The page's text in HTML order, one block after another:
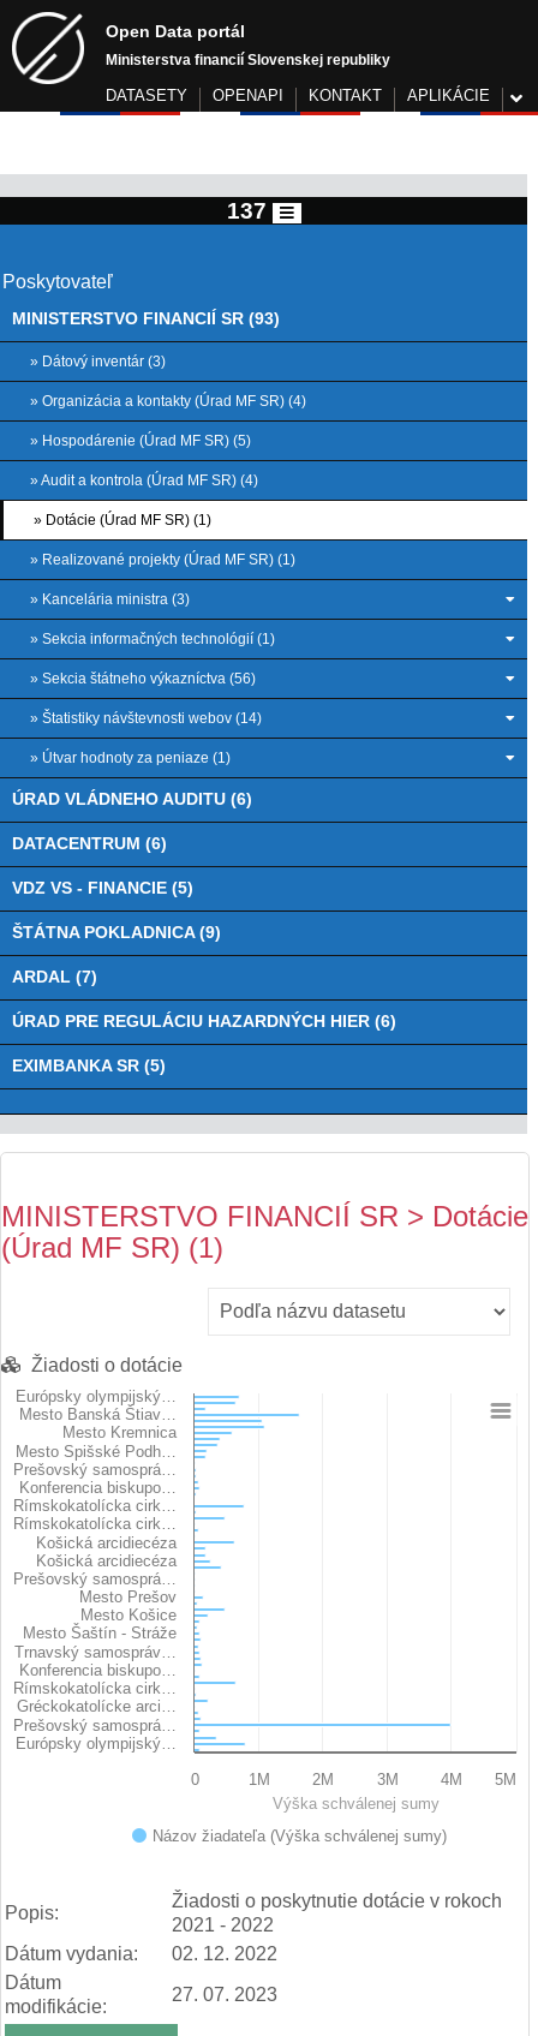
Open Data portál
Ministerstva financií Slovenskej republiky
DATASETY OPENAPI KONTAKT APLIKÁCIE
137
Poskytovateľ
MINISTERSTVO FINANCIÍ SR (93)
» Dátový inventár (3)
» Organizácia a kontakty (Úrad MF SR) (4)
» Hospodárenie (Úrad MF SR) (5)
» Audit a kontrola (Úrad MF SR) (4)
» Dotácie (Úrad MF SR) (1)
» Realizované projekty (Úrad MF SR) (1)
» Kancelária ministra (3)
» Sekcia informačných technológií (1)
» Sekcia štátneho výkazníctva (56)
» Štatistiky návštevnosti webov (14)
» Útvar hodnoty za peniaze (1)
ÚRAD VLÁDNEHO AUDITU (6)
DATACENTRUM (6)
VDZ VS - FINANCIE (5)
ŠTÁTNA POKLADNICA (9)
ARDAL (7)
ÚRAD PRE REGULÁCIU HAZARDNÝCH HIER (6)
EXIMBANKA SR (5)
MINISTERSTVO FINANCIÍ SR > Dotácie
(Úrad MF SR) (1)
Žiadosti o dotácie
Chart
Bar chart with 59 bars.
View as data table, Chart
The chart has 1 X axis displaying categories.
The chart has 1 Y axis displaying Výška schválenej sumy.
Výška schválenej sumy
Názov žiadateľa (Výška schválenej sumy)
Európsky olympijský…
Mesto Banská Štiav…
Mesto Kremnica
Mesto Spišské Podh…
Prešovský samosprá…
Konferencia biskupo…
Rímskokatolícka cirk…
Rímskokatolícka cirk…
Košická arcidiecéza
Košická arcidiecéza
Prešovský samosprá…
Mesto Prešov
Mesto Košice
Mesto Šaštín - Stráže
Trnavský samospráv…
Konferencia biskupo…
Rímskokatolícka cirk…
Gréckokatolícke arci…
Prešovský samosprá…
Európsky olympijský…
0
1M 2M 3M 4M 5M
Popis:
Žiadosti o poskytnutie dotácie v rokoch
2021 - 2022
Dátum vydania:
02. 12. 2022
Dátum
modifikácie:
27. 07. 2023